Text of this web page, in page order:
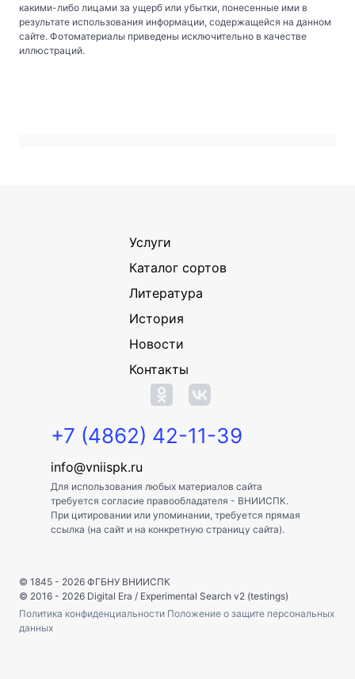
какими-либо лицами за ущерб или убытки, понесенные ими в
результате использования информации, содержащейся на данном
сайте. Фотоматериалы приведены исключительно в качестве
иллюстраций.
Услуги
Каталог сортов
Литература
История
Новости
Контакты
+7 (4862) 42-11-39
info@vniispk.ru
Для использования любых материалов сайта
требуется согласие правообладателя - ВНИИСПК.
При цитировании или упоминании, требуется прямая
ссылка (на сайт и на конкретную страницу сайта).
© 1845 - 2026 ФГБНУ ВНИИСПК
© 2016 - 2026 Digital Era / Experimental Search v2 (testings)
Политика конфиденциальности Положение о защите персональных
данных